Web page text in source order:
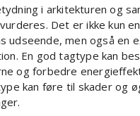
i arkitekturen og
Det er ikke kun
udseende, men også en
En god tagtype kan
og forbedre
kan føre til skader og